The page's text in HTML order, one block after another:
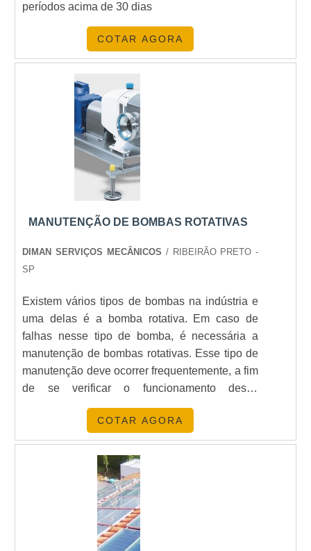
períodos acima de 30 dias
COTAR AGORA
MANUTENÇÃO DE BOMBAS ROTATIVAS
DIMAN SERVIÇOS MECÂNICOS / RIBEIRÃO PRETO -
SP
Existem vários tipos de bombas na indústria e
uma delas é a bomba rotativa. Em caso de
falhas nesse tipo de bomba, é necessária a
manutenção de bombas rotativas. Esse tipo de
manutenção deve ocorrer frequentemente, a fim
de se verificar o funcionamento desse
elemento, se as funções estão todas em ordem,
esse tipo de manutenção é preventiva. Existe
também a necessidade de manutenção que é
feita quando o equipamento apresenta algum
funcionamento inadequado em quaisquer das
suas funções ou compone.
COTAR AGORA